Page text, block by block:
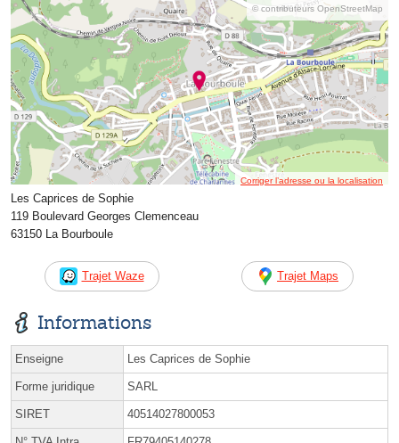
© contributeurs OpenStreetMap
Corriger l’adresse ou la localisation
Les Caprices de Sophie
119 Boulevard Georges Clemenceau
63150 La Bourboule
Trajet Waze Trajet Maps
Informations
Enseigne Les Caprices de Sophie
Forme juridique SARL
SIRET 40514027800053